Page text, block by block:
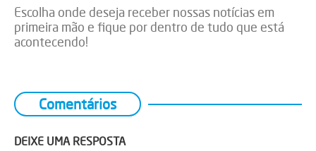
Escolha onde deseja receber nossas notícias em
primeira mão e fique por dentro de tudo que está
acontecendo!
Comentários
DEIXE UMA RESPOSTA